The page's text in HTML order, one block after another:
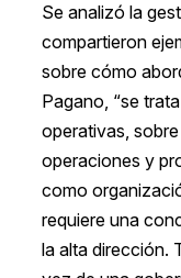
Se analizó la
compartieron
sobre cómo
Pagano, “se
operativas,
operaciones y
como
requiere una
la alta dirección.